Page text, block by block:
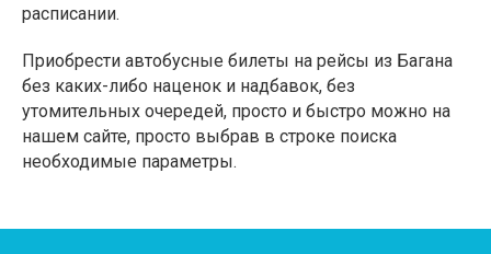
расписании.
Приобрести автобусные билеты на рейсы из Багана
без каких-либо наценок и надбавок, без
утомительных очередей, просто и быстро можно на
нашем сайте, просто выбрав в строке поиска
необходимые параметры.